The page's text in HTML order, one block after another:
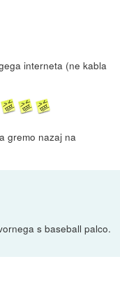
interneta (ne kabla
gremo nazaj na
s baseball palco.